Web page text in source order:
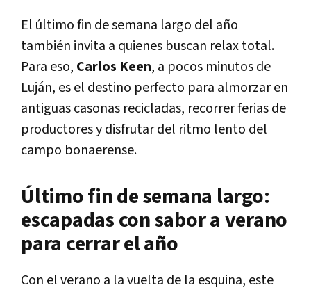
El último fin de semana largo del año
también invita a quienes buscan relax total.
Para eso, Carlos Keen, a pocos minutos de
Luján, es el destino perfecto para almorzar en
antiguas casonas recicladas, recorrer ferias de
productores y disfrutar del ritmo lento del
campo bonaerense.
Último fin de semana largo:
escapadas con sabor a verano
para cerrar el año
Con el verano a la vuelta de la esquina, este